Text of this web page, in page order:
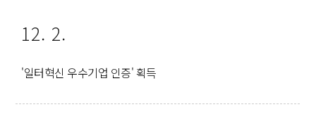
12. 2.
'일터혁신 우수기업 인증' 획득